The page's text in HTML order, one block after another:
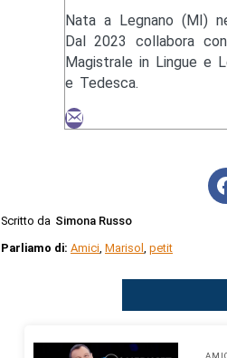
Nata a Legnano (MI)
Dal 2023 collabora
Magistrale in Lingue e
e Tedesca.
Scritto da Simona Russo
Parliamo di: Amici, Marisol , petit